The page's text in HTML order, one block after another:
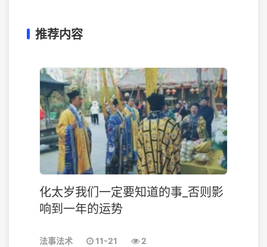
推荐内容
化太岁我们一定要知道的事_否则影
响到一年的运势
法事法术 11-21 2